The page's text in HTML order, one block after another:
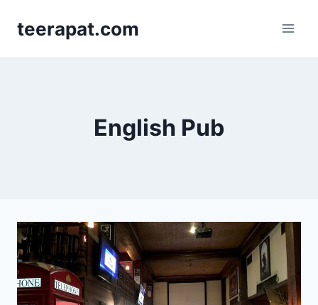
teerapat.com
English Pub